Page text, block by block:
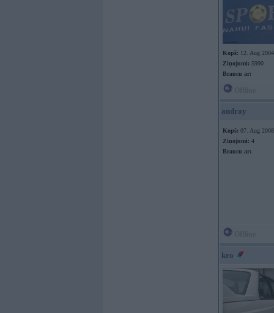
Kopš: 12. Aug 2004
Ziņojumi: 5990
Braucu ar:
andray
Kopš: 07. Aug 2008
Ziņojumi: 4
Braucu ar:
kro